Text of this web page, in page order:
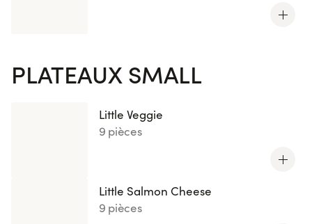
PLATEAUX SMALL
Little Veggie
9 pièces
Little Salmon Cheese
9 pièces